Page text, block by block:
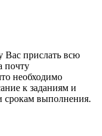
Вас прислать всю
почту
необходимо
к заданиям и
срокам выполнения.